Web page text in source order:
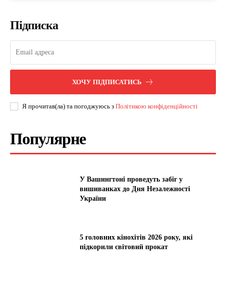
Підписка
ХОЧУ ПІДПИСАТИСЬ
Я прочитав(ла) та погоджуюсь з Політикою конфіденційності
Популярне
У Вашингтоні проведуть забіг у
вишиванках до Дня Незалежності
України
5 головних кінохітів 2026 року, які
підкорили світовий прокат